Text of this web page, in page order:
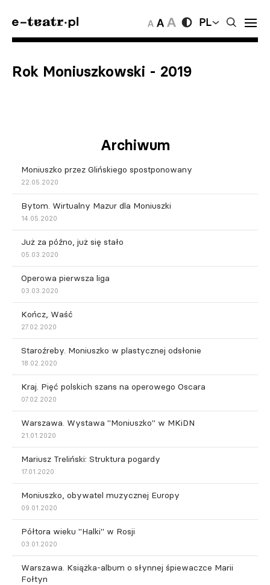
PL
Rok Moniuszkowski - 2019
Archiwum
Moniuszko przez Glińskiego spostponowany
22.05.2020
Bytom. Wirtualny Mazur dla Moniuszki
14.05.2020
Już za późno, już się stało
05.03.2020
Operowa pierwsza liga
03.03.2020
Kończ, Waść
27.02.2020
Staroźreby. Moniuszko w plastycznej odsłonie
18.02.2020
Kraj. Pięć polskich szans na operowego Oscara
07.02.2020
Warszawa. Wystawa "Moniuszko" w MKiDN
21.01.2020
Mariusz Treliński: Struktura pogardy
17.01.2020
Moniuszko, obywatel muzycznej Europy
09.01.2020
Półtora wieku "Halki" w Rosji
03.01.2020
Warszawa. Książka-album o słynnej śpiewaczce Marii
Fołtyn